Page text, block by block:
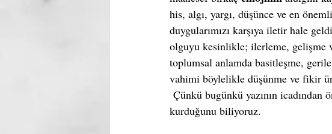
his, algı, yargı, düşünce ve en
duygularımızı karşıya iletir hale
olguyu kesinlikle; ilerleme, gelişme
toplumsal anlamda basitleşme,
vahimi böylelikle düşünme ve fikir
Çünkü bugünkü yazının
kurduğunu biliyoruz.